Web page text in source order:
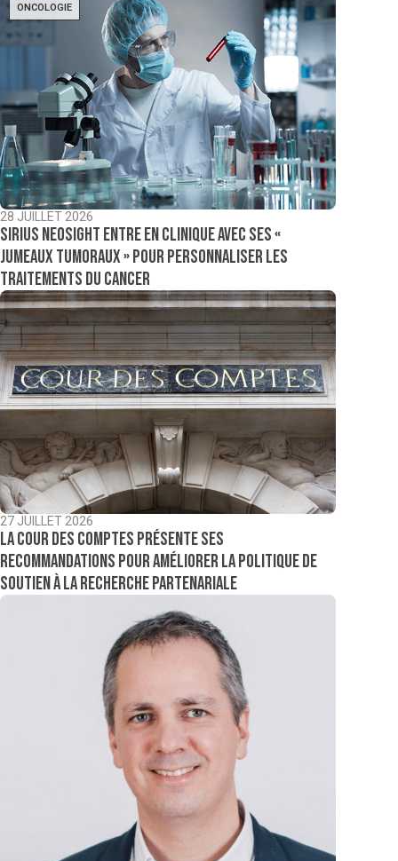
ONCOLOGIE
28 JUILLET 2026
Sirius NeoSight entre en clinique avec ses «
jumeaux tumoraux » pour personnaliser les
traitements du cancer
27 JUILLET 2026
La Cour des comptes présente ses
recommandations pour améliorer la politique de
soutien à la recherche partenariale